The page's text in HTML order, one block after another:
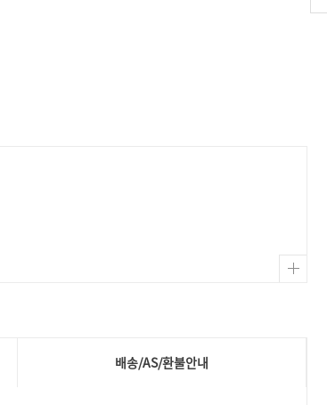
배송/AS/환불안내